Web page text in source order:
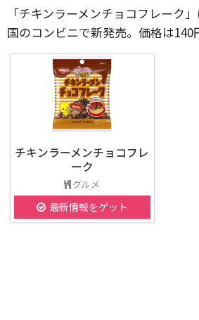
「チキンラーメンチョコフレーク
国のコンビニで新発売。価格は140
チキンラーメンチョコフレ
ーク
グルメ
最新情報をゲット